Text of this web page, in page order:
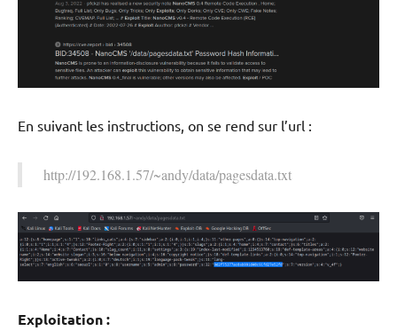
En suivant les instructions, on se rend sur l’url :
http://192.168.1.57/~andy/data/pagesdata.txt
Exploitation :